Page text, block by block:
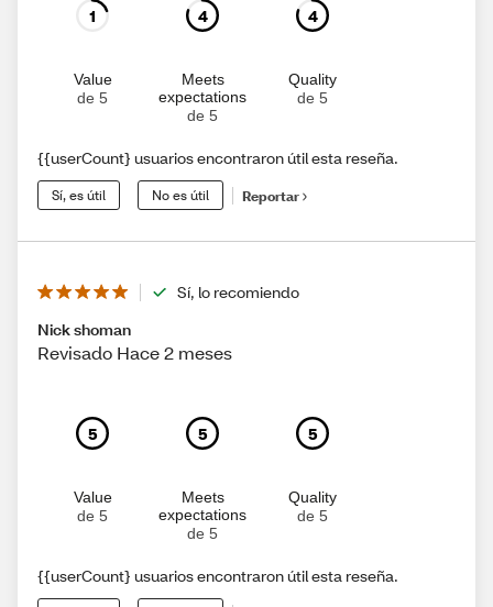
1
Value
de 5
4
Meets
expectations
de 5
4
Quality
de 5
{{userCount} usuarios encontraron útil esta reseña.
Sí, es útil No es útil Reportar
Sí, lo recomiendo
Nick shoman
Revisado Hace 2 meses
5
Value
de 5
5
Meets
expectations
de 5
5
Quality
de 5
{{userCount} usuarios encontraron útil esta reseña.